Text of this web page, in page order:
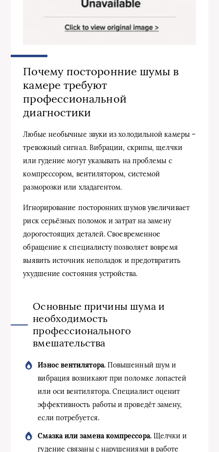
Почему посторонние шумы в
камере требуют
профессиональной
диагностики
Любые необычные звуки из холодильной камеры –
тревожный сигнал. Вибрации, скрипы, щелчки
или гудение могут указывать на проблемы с
компрессором, вентилятором, системой
разморозки или хладагентом.
Игнорирование посторонних шумов увеличивает
риск серьёзных поломок и затрат на замену
дорогостоящих деталей. Своевременное
обращение к специалисту позволяет вовремя
выявить источник неполадок и предотвратить
ухудшение состояния устройства.
Основные причины шума и
необходимость
профессионального
вмешательства
Износ вентилятора.Повышенный шум и
вибрация возникают при поломке лопастей
или оси вентилятора. Специалист оценит
эффективность работы и проведёт замену,
если потребуется.
Смазка или замена компрессора.Щелчки и
гудение связаны с нарушениями в работе